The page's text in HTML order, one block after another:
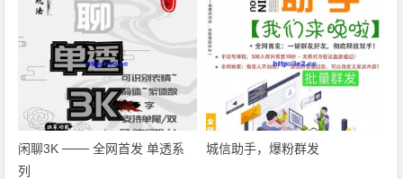
闲聊3K ─── 全网首发 单透系
列
城信助手，爆粉群发